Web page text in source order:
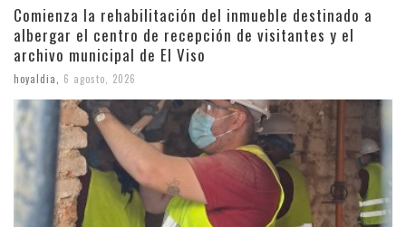
Comienza la rehabilitación del inmueble destinado a
albergar el centro de recepción de visitantes y el
archivo municipal de El Viso
hoyaldia 6 agosto, 2026